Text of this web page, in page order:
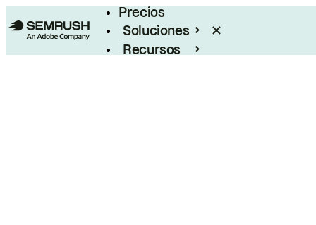
Precios
Soluciones
Recursos